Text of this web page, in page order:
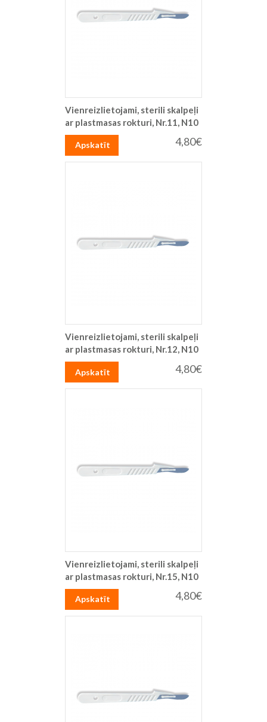
Vienreizlietojami, sterili skalpeļi
ar plastmasas rokturi, Nr.11, N10
4,80€
Apskatīt
Vienreizlietojami, sterili skalpeļi
ar plastmasas rokturi, Nr.12, N10
4,80€
Apskatīt
Vienreizlietojami, sterili skalpeļi
ar plastmasas rokturi, Nr.15, N10
4,80€
Apskatīt